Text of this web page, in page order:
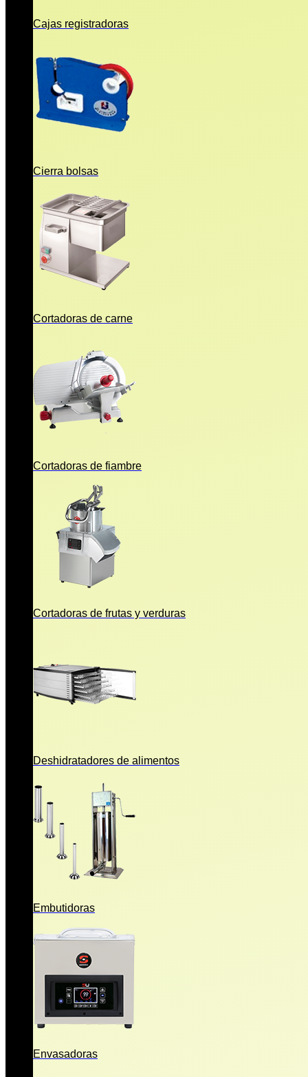
Cajas registradoras
Cierra bolsas
Cortadoras de carne
Cortadoras de fiambre
Cortadoras de frutas y verduras
Deshidratadores de alimentos
Embutidoras
Envasadoras